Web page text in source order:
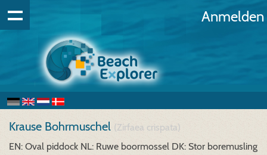
Anmelden
Krause Bohrmuschel (Zirfaea crispata)
EN: Oval piddock NL: Ruwe boormossel DK: Stor boremusling